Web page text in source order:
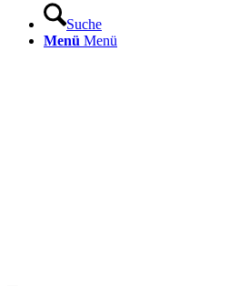
Suche
Menü Menü